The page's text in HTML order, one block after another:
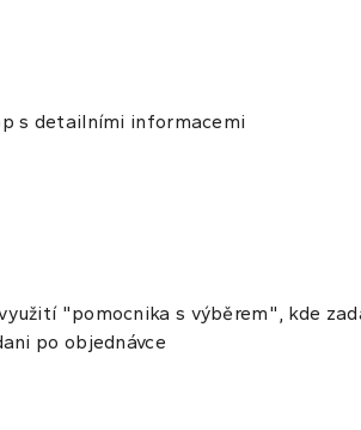
s detailními informacemi
"pomocnika s výběrem", kde
po objednávce